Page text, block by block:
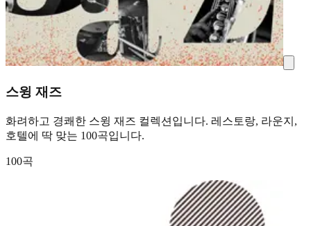
스윙 재즈
화려하고 경쾌한 스윙 재즈 컬렉션입니다. 레스토랑, 라운지,
호텔에 딱 맞는 100곡입니다.
100곡